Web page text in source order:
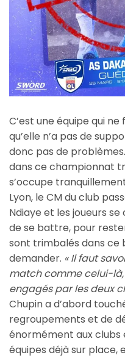
C’est une équipe qui
qu’elle n’a pas de
donc pas de
dans ce championnat
s’occupe
Lyon, le CM du club
Ndiaye et les joueurs
de se battre, pour rester
sont trimbalés dans ce
demander. « Il faut
match comme celui-là,
engagés par les deux
Chupin a d’abord
regroupements et de
énormément aux clubs
équipes déjà sur